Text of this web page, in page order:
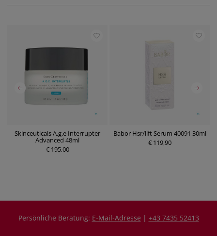
Skinceuticals A.g.e Interrupter
Advanced 48ml
€ 195,00
Babor Hsr/lift Serum 40091 30ml
€ 119,90
Persönliche Beratung: E-Mail-Adresse | +43 7435 52413